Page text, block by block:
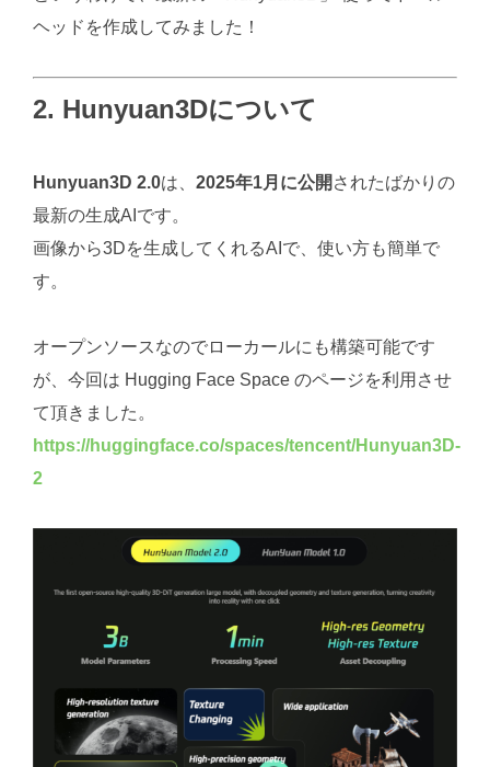
ヘッドを作成してみました！
2. Hunyuan3Dについて
Hunyuan3D 2.0は、 2025年1月に公開 されたばかりの
最新の生成AIです。
画像から3Dを生成してくれるAIで、使い方も簡単で
す。
オープンソースなのでローカールにも構築可能です
が、今回は Hugging Face Space のページを利用させ
て頂きました。
https://huggingface.co/spaces/tencent/Hunyuan3D-
2